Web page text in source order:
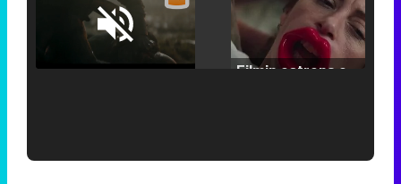
Unmute /
Loaded:
25.30%